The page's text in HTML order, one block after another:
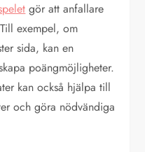
gör att anfallare
exempel, om
sida, kan en
poängmöjligheter.
kan också hjälpa till
och göra nödvändiga